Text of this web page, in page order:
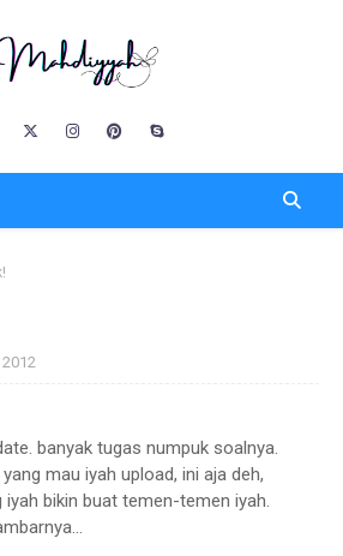
banyak tugas numpuk soalnya.
mau iyah upload, ini aja deh,
iyah bikin buat temen-temen iyah.